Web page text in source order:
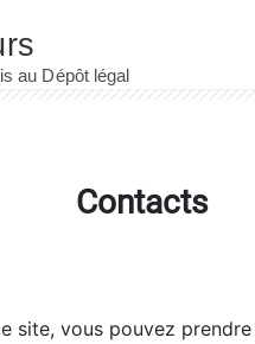
Contacts
site, vous pouvez